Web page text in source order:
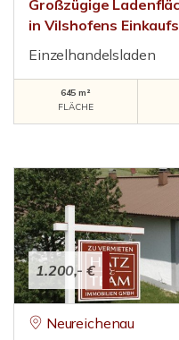
Großzügige
in Vilshofens
Einzelhandelsladen
645 m²
FLÄCHE
1.200,- €
Neureichenau